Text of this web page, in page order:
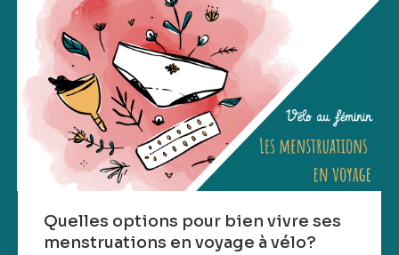
Quelles options pour bien vivre ses
menstruations en voyage à vélo?